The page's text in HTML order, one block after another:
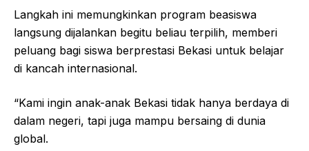
Langkah ini memungkinkan program beasiswa
langsung dijalankan begitu beliau terpilih, memberi
peluang bagi siswa berprestasi Bekasi untuk belajar
di kancah internasional.
“Kami ingin anak-anak Bekasi tidak hanya berdaya di
dalam negeri, tapi juga mampu bersaing di dunia
global.